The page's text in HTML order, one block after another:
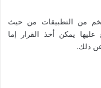
من التطبيقات من حيث
عليها يمكن أخذ القرار إما
عن ذلك.